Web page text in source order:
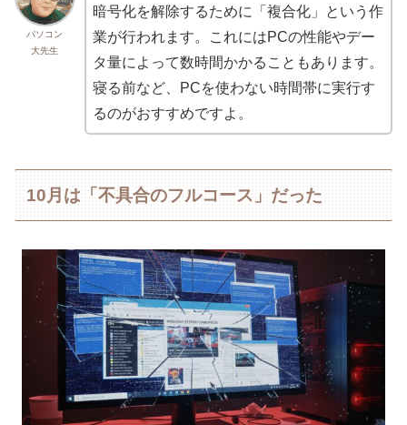
パソコン
大先生
暗号化を解除するために「複合化」という作
業が行われます。これにはPCの性能やデー
タ量によって数時間かかることもあります。
寝る前など、PCを使わない時間帯に実行す
るのがおすすめですよ。
10月は「不具合のフルコース」だった